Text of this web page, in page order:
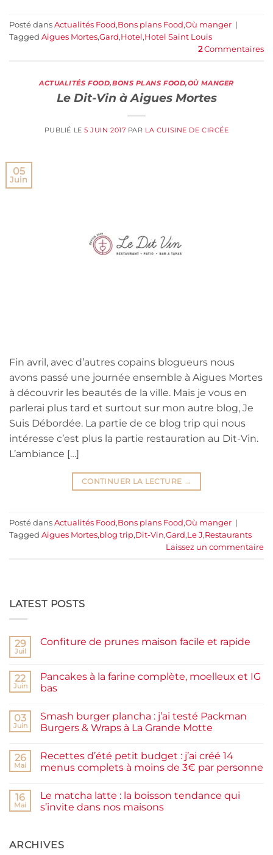
Posté dans Actualités Food,Bons plans Food,Où manger |
Tagged Aigues Mortes,Gard,Hotel,Hotel Saint Louis
2Commentaires
ACTUALITÉS FOOD,BONS PLANS FOOD,OÙ MANGER
Le Dit-Vin à Aigues Mortes
PUBLIÉ LE5 JUIN 2017 PAR LA CUISINE DE CIRCÉE
05
Juin
Fin avril, avec d’autres copains blogueurs nous
avons passé une journée ensemble à Aigues Mortes
à découvrir les beautés de la ville. Mais je vous en
parlerai plus tard et surtout sur mon autre blog, Je
Suis Débordée. La partie de ce blog trip qui nous
intéresse c’est plus la partie restauration au Dit-Vin.
L’ambiance […]
CONTINUER LA LECTURE →
Posté dans Actualités Food,Bons plans Food,Où manger |
Tagged Aigues Mortes,blog trip,Dit-Vin,Gard,Le J,Restaurants
Laissez un commentaire
LATEST POSTS
29
Juil
Confiture de prunes maison facile et rapide
Confiture
de
prunes
et
rapide
22
Juin
Pancakes à la farine complète, moelleux et IG
bas
sur
Pancakes
à
complète,
et
03
Juin
Smash burger plancha : j’ai testé Packman
Burgers & Wraps à La Grande Motte
sur
burger
testé
Packman
Burgers &
Grande
Motte
26
Mai
Recettes d’été petit budget : j’ai créé 14
menus complets à moins de 3€ par personne
sur
Recettes
d’été
j’ai
créé
16
Mai
Le matcha latte : la boisson tendance qui
s’invite dans nos maisons
Le
matcha
ARCHIVES